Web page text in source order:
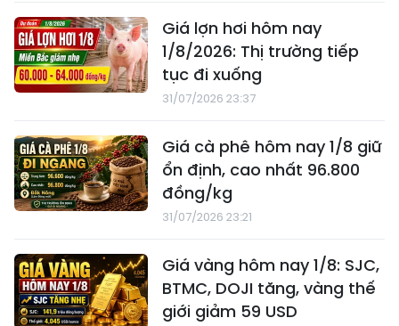
Giá lợn hơi hôm nay
1/8/2026: Thị trường tiếp
tục đi xuống
31/07/2026 23:37
Giá cà phê hôm nay 1/8 giữ
ổn định, cao nhất 96.800
đồng/kg
31/07/2026 23:21
Giá vàng hôm nay 1/8: SJC,
BTMC, DOJI tăng, vàng thế
giới giảm 59 USD